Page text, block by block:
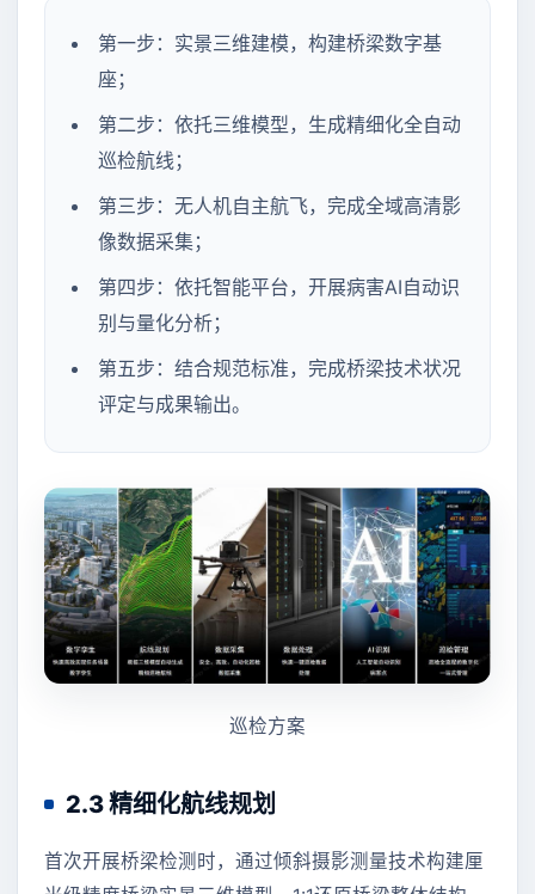
第一步：实景三维建模，构建桥梁数字基
座；
第二步：依托三维模型，生成精细化全自动
巡检航线；
第三步：无人机自主航飞，完成全域高清影
像数据采集；
第四步：依托智能平台，开展病害AI自动识
别与量化分析；
第五步：结合规范标准，完成桥梁技术状况
评定与成果输出。
巡检方案
2.3 精细化航线规划
首次开展桥梁检测时，通过倾斜摄影测量技术构建厘